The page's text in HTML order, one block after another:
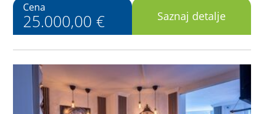
Cena
25.000,00 € Saznaj detalje